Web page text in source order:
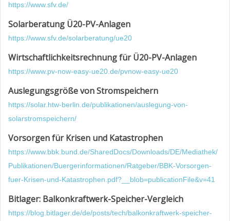
https://www.sfv.de/
Solarberatung Ü20-PV-Anlagen
https://www.sfv.de/solarberatung/ue20
Wirtschaftlichkeitsrechnung für Ü20-PV-Anlagen
https://www.pv-now-easy-ue20.de/pvnow-easy-ue20
Auslegungsgröße von Stromspeichern
https://solar.htw-berlin.de/publikationen/auslegung-von-
solarstromspeichern/
Vorsorgen für Krisen und Katastrophen
https://www.bbk.bund.de/SharedDocs/Downloads/DE/Mediathek/
Publikationen/Buergerinformationen/Ratgeber/BBK-Vorsorgen-
fuer-Krisen-und-Katastrophen.pdf?__blob=publicationFile&v=41
Bitlager: Balkonkraftwerk-Speicher-Vergleich
https://blog.bitlager.de/de/posts/tech/balkonkraftwerk-speicher-